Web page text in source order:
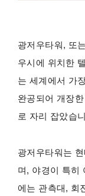
광저우타워, 또
우시에 위치한
는 세계에서 가
완공되어 개장
로 자리 잡았습
광저우타워는
며, 야경이 특히
에는 관측대, 회